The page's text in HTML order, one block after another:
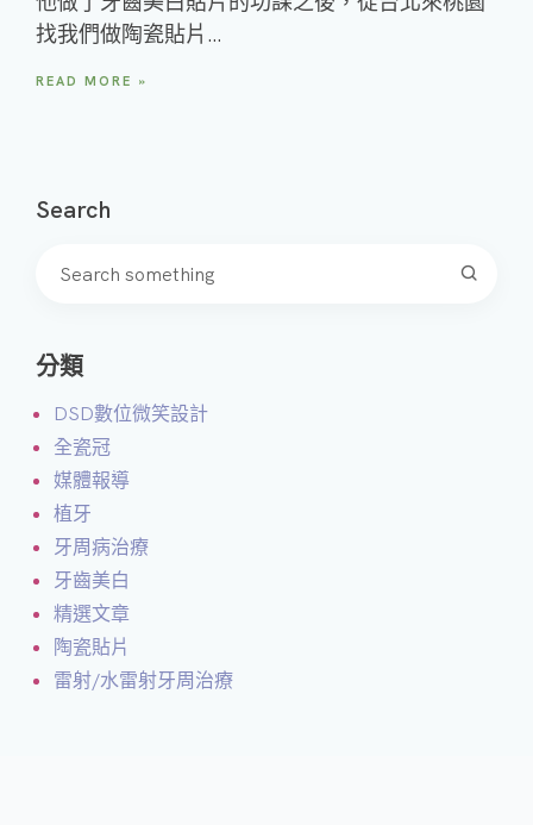
找我們做陶瓷貼片…
READ MORE »
Search
分類
DSD數位微笑設計
全瓷冠
媒體報導
植牙
牙周病治療
牙齒美白
精選文章
陶瓷貼片
雷射/水雷射牙周治療